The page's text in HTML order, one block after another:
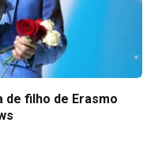
de filho de Erasmo